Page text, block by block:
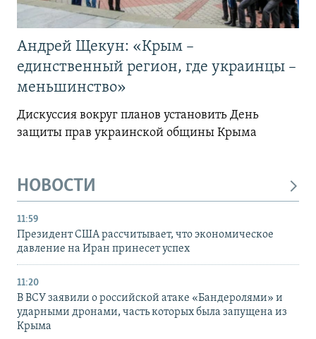
Андрей Щекун: «Крым –
единственный регион, где украинцы –
меньшинство»
Дискуссия вокруг планов установить День
защиты прав украинской общины Крыма
НОВОСТИ
11:59
Президент США рассчитывает, что экономическое
давление на Иран принесет успех
11:20
В ВСУ заявили о российской атаке «Бандеролями» и
ударными дронами, часть которых была запущена из
Крыма